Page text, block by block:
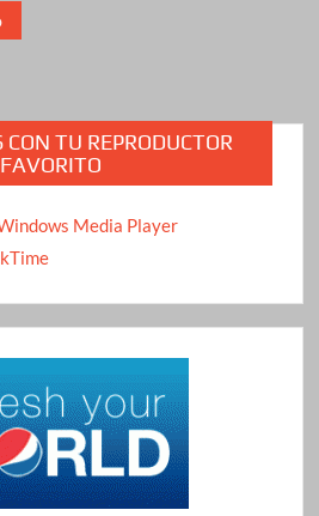
CON TU REPRODUCTOR
FAVORITO